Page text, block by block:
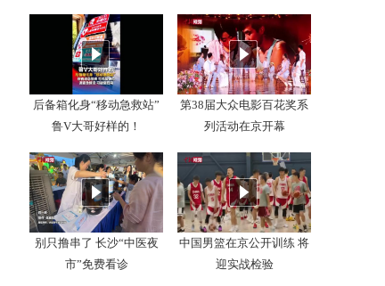
后备箱化身“移动急救站”
鲁V大哥好样的！
第38届大众电影百花奖系
列活动在京开幕
别只撸串了 长沙“中医夜
市”免费看诊
中国男篮在京公开训练 将
迎实战检验